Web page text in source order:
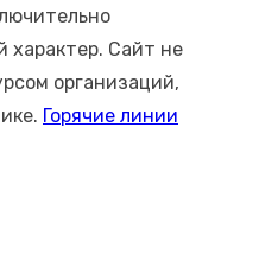
характер. Сайт не
организаций,
Горячие линии